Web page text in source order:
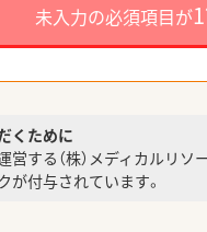
未入力の必須項目が
くために
営する（株）メディカルリ
が付与されています。